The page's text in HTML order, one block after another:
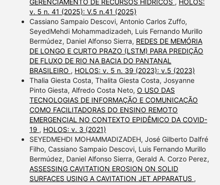
GERENCIAMENTO DE RECURSOS HÍDRICOS , HOLOS:
v. 5 n. 41 (2025): V.5 n.41 (2025)
Cassiano Sampaio Descovi, Antonio Carlos Zuffo,
SeyedMehdi Mohammadizadeh, Luis Fernando Murillo
Bermúdez, Daniel Alfonso Sierra, REDES DE MEMÓRIA
DE LONGO E CURTO PRAZO (LSTM) PARA PREDIÇÃO
DE FLUXO DE RIO NA BACIA DO PANTANAL
BRASILEIRO , HOLOS: v. 5 n. 39 (2023): v.5 (2023)
Thalia Giesta Costa, Thalita Giesta Costa, Josyanne
Pinto Giesta, Alfredo Costa Neto, O USO DAS
TECNOLOGIAS DE INFORMAÇÃO E COMUNICAÇÃO
COMO FACILITADORAS DO ENSINO REMOTO
EMERGENCIAL NO CONTEXTO EPIDÊMICO DA COVID-
19 , HOLOS: v. 3 (2021)
SEYEDMEHDI MOHAMMADIZADEH, José Gilberto Dalfré
Filho, Cassiano Sampaio Descovi, Luis Fernando Murillo
Bermúdez, Daniel Alfonso Sierra, Gerald A. Corzo Perez,
ASSESSING CAVITATION EROSION ON SOLID
SURFACES USING A CAVITATION JET APPARATUS ,